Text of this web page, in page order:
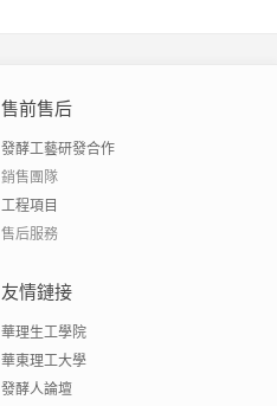
售前售后
發酵工藝研發合作
銷售團隊
工程項目
售后服務
友情鏈接
華理生工學院
華東理工大學
發酵人論壇